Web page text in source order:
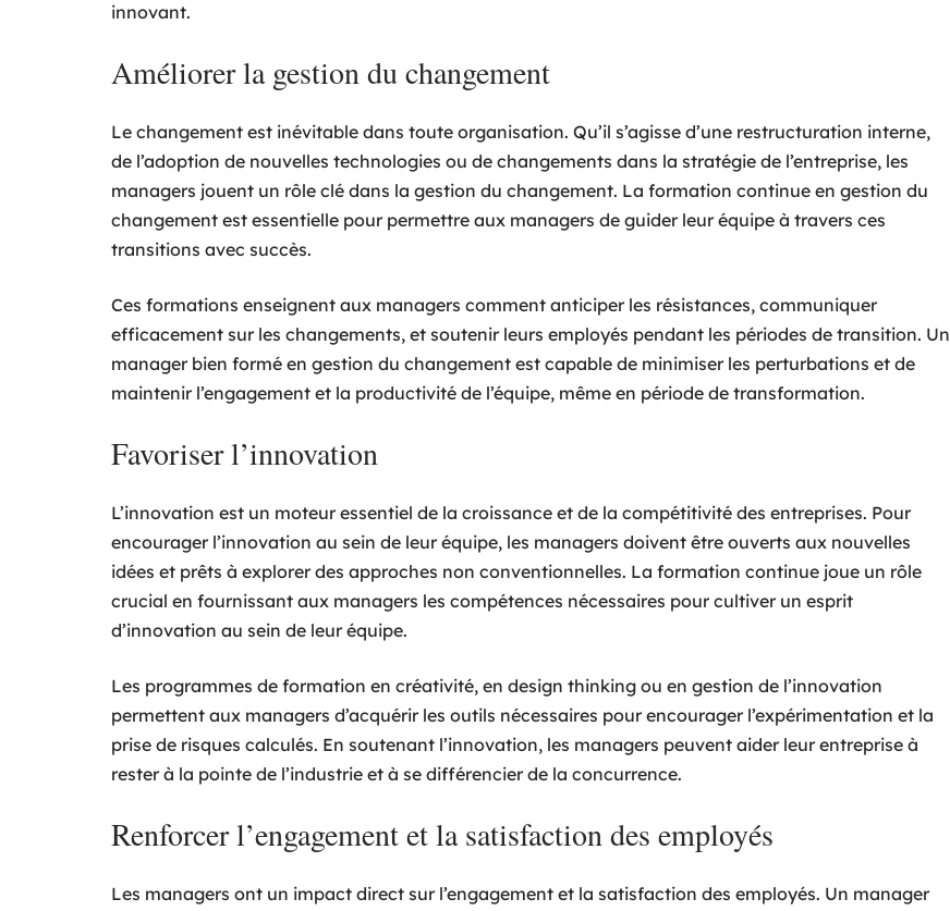
innovant.
Améliorer la gestion du changement
Le changement est inévitable dans toute organisation. Qu’il s’agisse d’une restructuration interne,
de l’adoption de nouvelles technologies ou de changements dans la stratégie de l’entreprise, les
managers jouent un rôle clé dans la gestion du changement. La formation continue en gestion du
changement est essentielle pour permettre aux managers de guider leur équipe à travers ces
transitions avec succès.
Ces formations enseignent aux managers comment anticiper les résistances, communiquer
efficacement sur les changements, et soutenir leurs employés pendant les périodes de transition. Un
manager bien formé en gestion du changement est capable de minimiser les perturbations et de
maintenir l’engagement et la productivité de l’équipe, même en période de transformation.
Favoriser l’innovation
L’innovation est un moteur essentiel de la croissance et de la compétitivité des entreprises. Pour
encourager l’innovation au sein de leur équipe, les managers doivent être ouverts aux nouvelles
idées et prêts à explorer des approches non conventionnelles. La formation continue joue un rôle
crucial en fournissant aux managers les compétences nécessaires pour cultiver un esprit
d’innovation au sein de leur équipe.
Les programmes de formation en créativité, en design thinking ou en gestion de l’innovation
permettent aux managers d’acquérir les outils nécessaires pour encourager l’expérimentation et la
prise de risques calculés. En soutenant l’innovation, les managers peuvent aider leur entreprise à
rester à la pointe de l’industrie et à se différencier de la concurrence.
Renforcer l’engagement et la satisfaction des employés
Les managers ont un impact direct sur l’engagement et la satisfaction des employés. Un manager